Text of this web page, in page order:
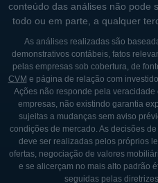
conteúdo das análises não pode
todo ou em parte, a qualquer
As análises realizadas são
demonstrativos contábeis, fatos
pelas empresas sob cobertura, de
CVM e página de relação com
Ações não responde pela
empresas, não existindo garantia
sujeitas a mudanças sem aviso
condições de mercado. As decisões
deve ser realizadas pelos próprios
ofertas, negociação de valores
e se alicerçam no mais alto padrão
seguidas pelas